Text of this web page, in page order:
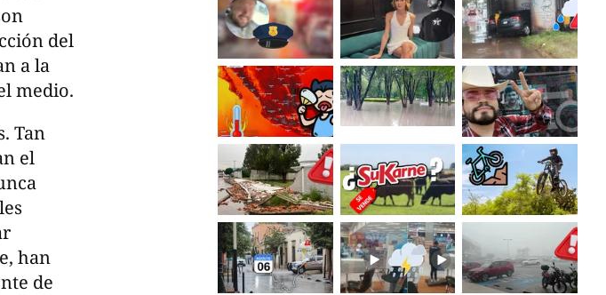
del
a la
medio.
Tan
el
han
de